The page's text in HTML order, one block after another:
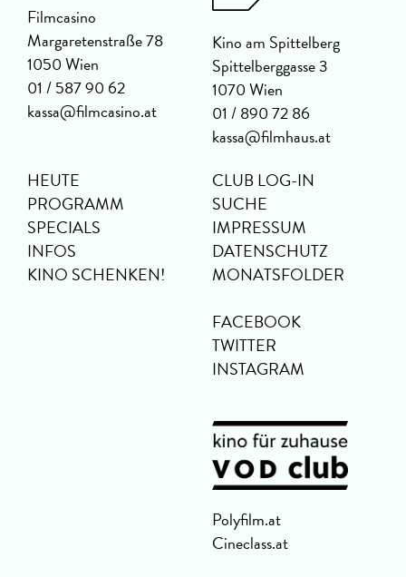
Filmcasino
Margaretenstraße 78
1050 Wien
01 / 587 90 62
kassa@filmcasino.at
Kino am Spittelberg
Spittelberggasse 3
1070 Wien
01 / 890 72 86
kassa@filmhaus.at
HEUTE
PROGRAMM
SPECIALS
INFOS
KINO SCHENKEN!
CLUB LOG-IN
SUCHE
IMPRESSUM
DATENSCHUTZ
MONATSFOLDER
FACEBOOK
TWITTER
INSTAGRAM
Polyfilm.at
Cineclass.at